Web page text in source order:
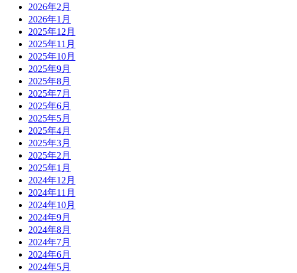
2026年2月
2026年1月
2025年12月
2025年11月
2025年10月
2025年9月
2025年8月
2025年7月
2025年6月
2025年5月
2025年4月
2025年3月
2025年2月
2025年1月
2024年12月
2024年11月
2024年10月
2024年9月
2024年8月
2024年7月
2024年6月
2024年5月